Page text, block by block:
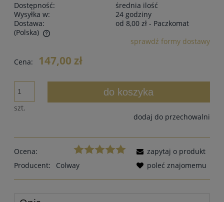
Dostępność:
średnia ilość
Wysyłka w:
24 godziny
Dostawa:
od 8,00 zł - Paczkomat
(Polska)
Cena nie zawiera ewentualnych kosztów płatności
sprawdź formy dostawy
Cena: 147,00 zł
szt.
do koszyka
dodaj do przechowalni
Ocena:
Producent:
Colway
zapytaj o produkt
poleć znajomemu